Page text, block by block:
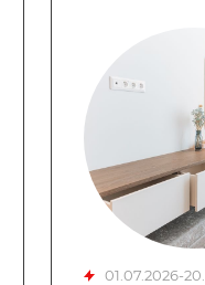
01.07.2026-